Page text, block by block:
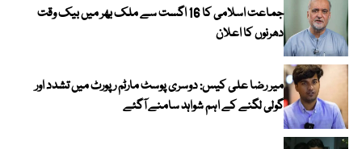
جماعت اسلامی کا 16 اگست سے ملک بھر میں بیک وقت
دھرنوں کا اعلان
میر رضا علی کیس: دوسری پوسٹ مارٹم رپورٹ میں تشدد اور
گولی لگنے کے اہم شواہد سامنے آگئے